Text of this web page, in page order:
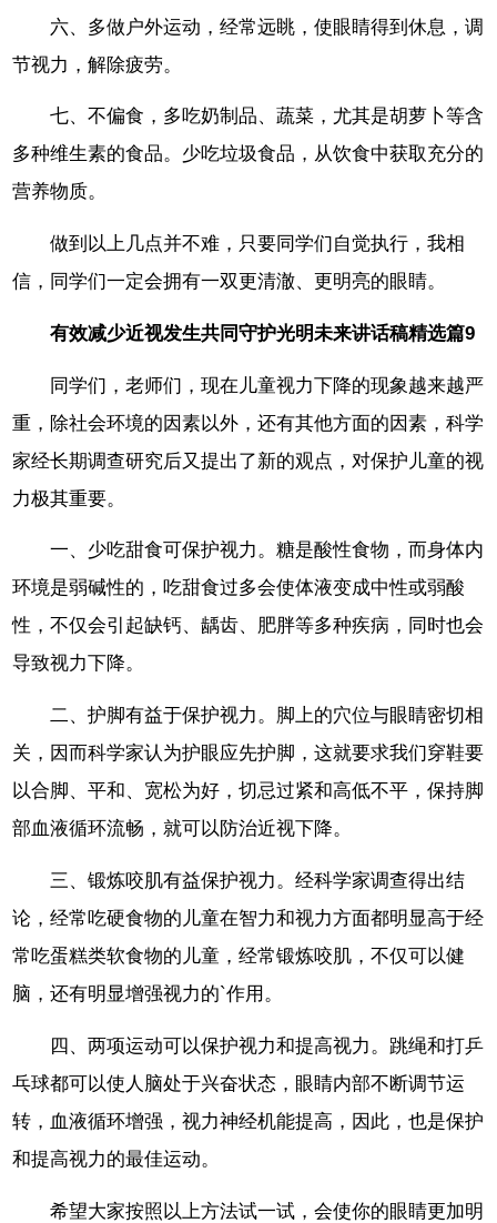
六、多做户外运动，经常远眺，使眼睛得到休息，调
节视力，解除疲劳。
七、不偏食，多吃奶制品、蔬菜，尤其是胡萝卜等含
多种维生素的食品。少吃垃圾食品，从饮食中获取充分的
营养物质。
做到以上几点并不难，只要同学们自觉执行，我相
信，同学们一定会拥有一双更清澈、更明亮的眼睛。
有效减少近视发生共同守护光明未来讲话稿精选篇9
同学们，老师们，现在儿童视力下降的现象越来越严
重，除社会环境的因素以外，还有其他方面的因素，科学
家经长期调查研究后又提出了新的观点，对保护儿童的视
力极其重要。
一、少吃甜食可保护视力。糖是酸性食物，而身体内
环境是弱碱性的，吃甜食过多会使体液变成中性或弱酸
性，不仅会引起缺钙、龋齿、肥胖等多种疾病，同时也会
导致视力下降。
二、护脚有益于保护视力。脚上的穴位与眼睛密切相
关，因而科学家认为护眼应先护脚，这就要求我们穿鞋要
以合脚、平和、宽松为好，切忌过紧和高低不平，保持脚
部血液循环流畅，就可以防治近视下降。
三、锻炼咬肌有益保护视力。经科学家调查得出结
论，经常吃硬食物的儿童在智力和视力方面都明显高于经
常吃蛋糕类软食物的儿童，经常锻炼咬肌，不仅可以健
脑，还有明显增强视力的`作用。
四、两项运动可以保护视力和提高视力。跳绳和打乒
乓球都可以使人脑处于兴奋状态，眼睛内部不断调节运
转，血液循环增强，视力神经机能提高，因此，也是保护
和提高视力的最佳运动。
希望大家按照以上方法试一试，会使你的眼睛更加明